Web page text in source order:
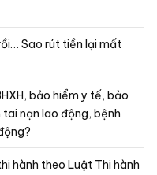
Sao rút tiền lại mất
bảo hiểm y tế, bảo
nạn lao động, bệnh
hành theo Luật Thi hành